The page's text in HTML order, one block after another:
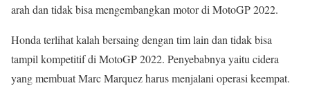
arah dan tidak bisa mengembangkan motor di MotoGP 2022.
Honda terlihat kalah bersaing dengan tim lain dan tidak bisa
tampil kompetitif di MotoGP 2022. Penyebabnya yaitu cidera
yang membuat Marc Marquez harus menjalani operasi keempat.